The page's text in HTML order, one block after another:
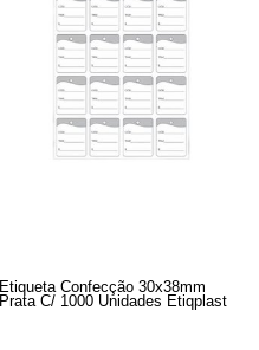
Etiqueta Confecção 30x38mm
Prata C/ 1000 Unidades Etiqplast